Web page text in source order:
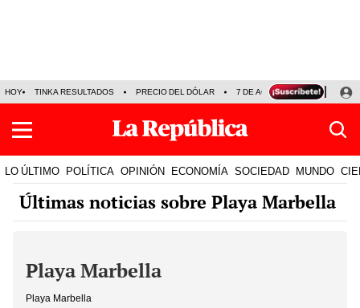
HOY TINKA RESULTADOS PRECIO DEL DÓLAR 7 DE AGOSTO OLLANTA
LO ÚLTIMO POLÍTICA OPINIÓN ECONOMÍA SOCIEDAD MUNDO
Últimas noticias sobre Playa Marbella
Playa Marbella
Playa Marbella